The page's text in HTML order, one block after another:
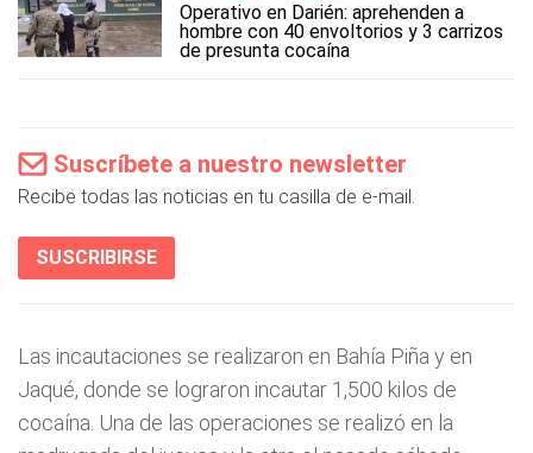
Operativo en Darién: aprehenden a
hombre con 40 envoltorios y 3 carrizos
de presunta cocaína
Suscríbete a nuestro newsletter
Recibe todas las noticias en tu casilla de e-mail.
SUSCRIBIRSE
Las incautaciones se realizaron en Bahía Piña y en
Jaqué, donde se lograron incautar 1,500 kilos de
cocaína. Una de las operaciones se realizó en la